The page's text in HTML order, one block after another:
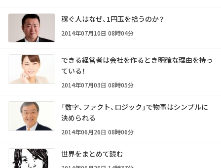
稼ぐ人はなぜ、1円玉を拾うのか？
2014年07月10日 08時04分
できる経営者は会社を作るとき明確な理由を持っ
ている！
2014年07月03日 08時05分
「数字、ファクト、ロジック」で物事はシンプルに
決められる
2014年06月26日 08時06分
世界をまとめて読む